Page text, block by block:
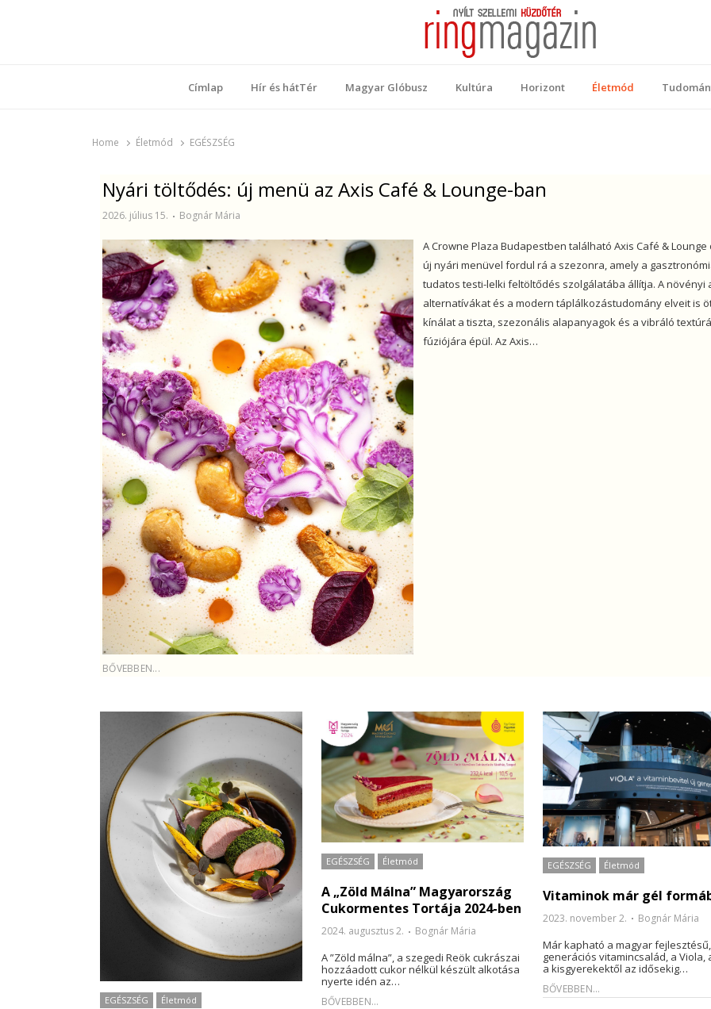
Címlap
Hír és hátTér Magyar Glóbusz Kultúra Horizont Életmód
Home Életmód EGÉSZSÉG
Nyári töltődés: új menü az Axis Café & Lounge-ban
2026. július 15. Bognár Mária
A Crowne Plaza Budapestben található Axis Café & Lounge
új nyári menüvel fordul rá a szezonra, amely a
tudatos testi-lelki feltöltődés szolgálatába állítja. A növényi
alternatívákat és a modern táplálkozástudomány elveit is
kínálat a tiszta, szezonális alapanyagok és a vibráló
fúziójára épül. Az Axis…
BŐVEBBEN...
EGÉSZSÉG Életmód
EGÉSZSÉG Életmód
A „Zöld Málna” Magyarország
Cukormentes Tortája 2024-ben
2024. augusztus 2. Bognár Mária
A ”Zöld málna”, a szegedi Reök cukrászai
hozzáadott cukor nélkül készült alkotása
nyerte idén az…
BŐVEBBEN...
EGÉSZSÉG Életmód
Vitaminok már gél
2023. november 2. Bognár Mária
Már kapható a magyar
generációs vitamincsalád, a Viola,
a kisgyerekektől az idősekig…
BŐVEBBEN...